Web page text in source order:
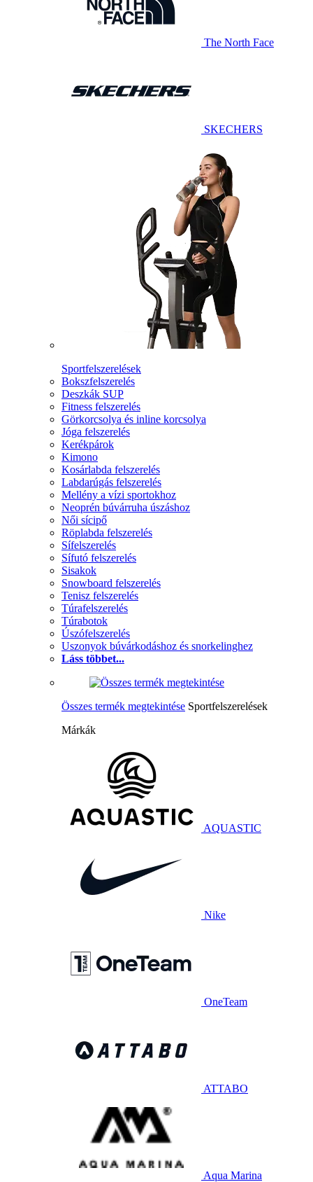
The North Face
SKECHERS
Sportfelszerelések
Bokszfelszerelés
Deszkák SUP
Fitness felszerelés
Görkorcsolya és inline korcsolya
Jóga felszerelés
Kerékpárok
Kimono
Kosárlabda felszerelés
Labdarúgás felszerelés
Mellény a vízi sportokhoz
Neoprén búvárruha úszáshoz
Női sícipő
Röplabda felszerelés
Sífelszerelés
Sífutó felszerelés
Sisakok
Snowboard felszerelés
Tenisz felszerelés
Túrafelszerelés
Túrabotok
Úszófelszerelés
Uszonyok búvárkodáshoz és snorkelinghez
Láss többet...
Összes termék megtekintése Sportfelszerelések
Márkák
AQUASTIC
Nike
OneTeam
ATTABO
Aqua Marina